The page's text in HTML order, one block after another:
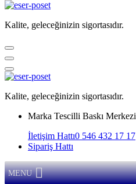
Kalite, geleceğinizin sigortasıdır.
Kalite, geleceğinizin sigortasıdır.
Marka Tescilli Baskı Merkezi
İletişim Hattı0 546 432 17 17
Sipariş Hattı
MENU